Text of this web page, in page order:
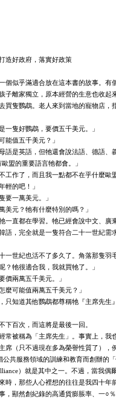
造好政府，落實好政策
個似乎滿適合放在這本書的故事。有
子離家獨立，原本經營的生意也收起
買隻鸚鵡。老人來到當地的寵物店，
一隻好鸚鵡，要價五千美元。」
能值五千美元？」
語是英語，但牠還會說法語、德語、
盟的重要語言牠都會。」
工作了，而且我一點都不在乎什麼歐
輕的吧！」
要一萬美元。」
美元？牠有什麼特別的嗎？」
一直都在學習。牠已經會說中文、廣
語，完全就是一隻符合二十一世紀需
一世紀也活不了多久了。角落那隻羽
？牠很適合我，我就買牠了。」
價兩萬五千美元。」
麼可能值兩萬五千美元？」
只知道其他鸚鵡都尊稱牠『主席先生
下百次，而這將是最後一回。
常被稱為「主席先生」。事實上，我
席（只不過現在多為榮譽性質了），
公共服務領域的訓練和教育而創辦的
）就是其中之一。不過，當我偶
時，那些人心裡想的往往是我四十年
，顯然創紀錄的高通貨膨脹率、一○